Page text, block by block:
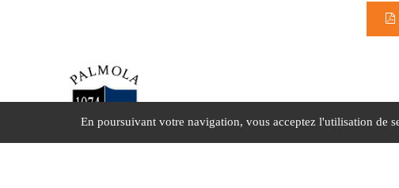
Route d'Albi,
En poursuivant votre navigation, vous acceptez l'utilisation de